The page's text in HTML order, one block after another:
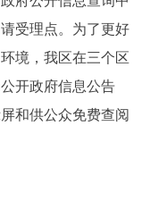
受理点。为了更好
境，我区在三个区
开政府信息公告
和供公众免费查阅